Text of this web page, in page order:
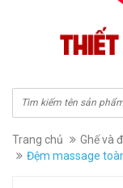
Trang chủ
Ghế và
Đệm massage